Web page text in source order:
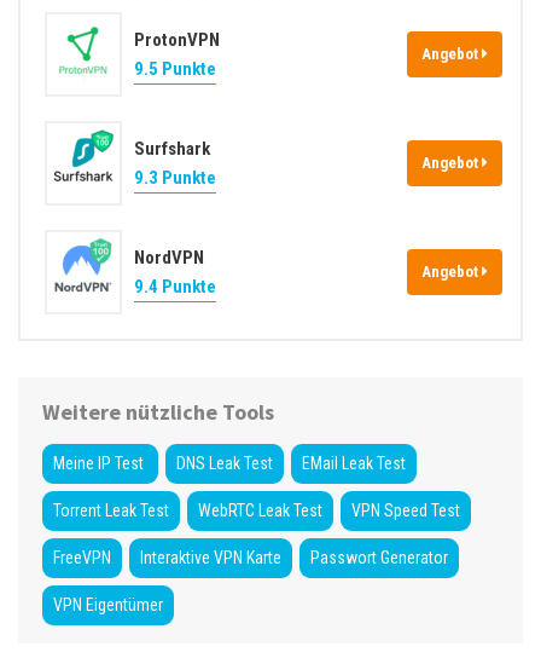
ProtonVPN
9.5 Punkte
Angebot
Surfshark
9.3 Punkte
Angebot
NordVPN
9.4 Punkte
Angebot
Weitere nützliche Tools
Meine IP Test DNS Leak Test EMail Leak Test
Torrent Leak Test WebRTC Leak Test VPN Speed Test
FreeVPN Interaktive VPN Karte Passwort Generator
VPN Eigentümer